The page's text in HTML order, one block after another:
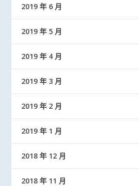
2019 年 6 月
2019 年 5 月
2019 年 4 月
2019 年 3 月
2019 年 2 月
2019 年 1 月
2018 年 12 月
2018 年 11 月